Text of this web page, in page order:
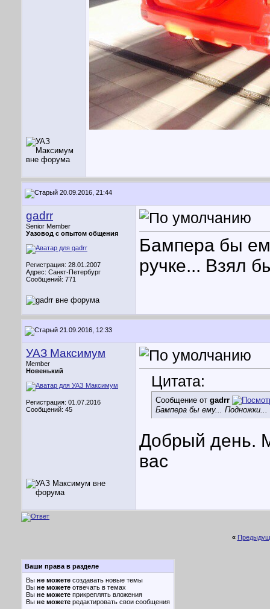
20.09.2016, 21:44
gadrr
Senior Member
Уазовод с опытом общения
Регистрация: 28.01.2007
Адрес: Санкт-Петербург
Сообщений: 771
Бампера бы
ручке... Взял
21.09.2016, 12:33
УАЗ Максимум
Member
Новенький
Регистрация: 01.07.2016
Сообщений: 45
Цитата:
Сообщение от gadrr
Бампера бы ему... Подножки...
Добрый день.
вас
«
Ваши права в разделе
Вы не можете создавать новые темы
Вы не можете отвечать в темах
Вы не можете прикреплять вложения
Вы не можете редактировать свои сообщения